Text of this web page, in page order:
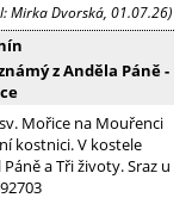
Mirka Dvorská, 01.07.26)
z Anděla Páně -
Mořice na Mouřenci
kostnici. V kostele
a Tři životy. Sraz u